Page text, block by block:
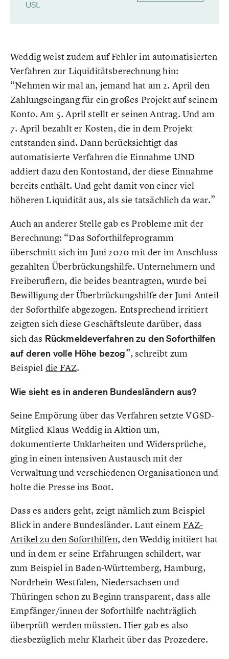
USt.
Weddig weist zudem auf Fehler im automatisierten
Verfahren zur Liquiditätsberechnung hin:
“Nehmen wir mal an, jemand hat am 2. April den
Zahlungseingang für ein großes Projekt auf seinem
Konto. Am 5. April stellt er seinen Antrag. Und am
7. April bezahlt er Kosten, die in dem Projekt
entstanden sind. Dann berücksichtigt das
automatisierte Verfahren die Einnahme UND
addiert dazu den Kontostand, der diese Einnahme
bereits enthält. Und geht damit von einer viel
höheren Liquidität aus, als sie tatsächlich da war.”
Auch an anderer Stelle gab es Probleme mit der
Berechnung: “Das Soforthilfeprogramm
überschnitt sich im Juni 2020 mit der im Anschluss
gezahlten Überbrückungshilfe. Unternehmern und
Freiberuflern, die beides beantragten, wurde bei
Bewilligung der Überbrückungshilfe der Juni-Anteil
der Soforthilfe abgezogen. Entsprechend irritiert
zeigten sich diese Geschäftsleute darüber, dass
sich das Rückmeldeverfahren zu den Soforthilfen
auf deren volle Höhe bezog”, schreibt zum
Beispiel die FAZ.
Wie sieht es in anderen Bundesländern aus?
Seine Empörung über das Verfahren setzte VGSD-
Mitglied Klaus Weddig in Aktion um,
dokumentierte Unklarheiten und Widersprüche,
ging in einen intensiven Austausch mit der
Verwaltung und verschiedenen Organisationen und
holte die Presse ins Boot.
Dass es anders geht, zeigt nämlich zum Beispiel
Blick in andere Bundesländer. Laut einem FAZ-
Artikel zu den Soforthilfen, den Weddig initiiert hat
und in dem er seine Erfahrungen schildert, war
zum Beispiel in Baden-Württemberg, Hamburg,
Nordrhein-Westfalen, Niedersachsen und
Thüringen schon zu Beginn transparent, dass alle
Empfänger/innen der Soforthilfe nachträglich
überprüft werden müssten. Hier gab es also
diesbezüglich mehr Klarheit über das Prozedere.